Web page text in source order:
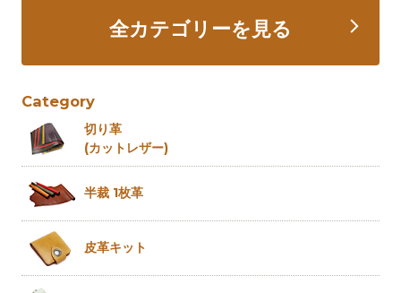
全カテゴリーを見る
Category
切り革
(カットレザー)
半裁 1枚革
皮革キット